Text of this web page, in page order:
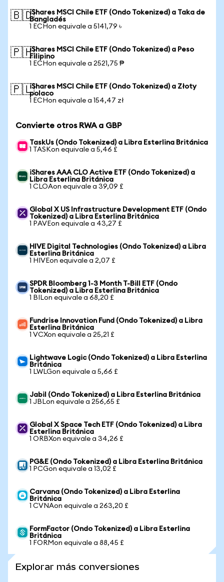
🇧🇩iShares MSCI Chile ETF (Ondo Tokenized) a Taka de
Bangladés
1 ECHon equivale a 5141,79 ৳
🇵🇭iShares MSCI Chile ETF (Ondo Tokenized) a Peso
Filipino
1 ECHon equivale a 2521,75 ₱
🇵🇱iShares MSCI Chile ETF (Ondo Tokenized) a Złoty
polaco
1 ECHon equivale a 154,47 zł
Convierte otros RWA a GBP
TaskUs (Ondo Tokenized) a Libra Esterlina Británica
1 TASKon equivale a 5,46 £
iShares AAA CLO Active ETF (Ondo Tokenized) a
Libra Esterlina Británica
1 CLOAon equivale a 39,09 £
Global X US Infrastructure Development ETF (Ondo
Tokenized) a Libra Esterlina Británica
1 PAVEon equivale a 43,27 £
HIVE Digital Technologies (Ondo Tokenized) a Libra
Esterlina Británica
1 HIVEon equivale a 2,07 £
SPDR Bloomberg 1-3 Month T-Bill ETF (Ondo
Tokenized) a Libra Esterlina Británica
1 BILon equivale a 68,20 £
Fundrise Innovation Fund (Ondo Tokenized) a Libra
Esterlina Británica
1 VCXon equivale a 25,21 £
Lightwave Logic (Ondo Tokenized) a Libra Esterlina
Británica
1 LWLGon equivale a 5,66 £
Jabil (Ondo Tokenized) a Libra Esterlina Británica
1 JBLon equivale a 256,65 £
Global X Space Tech ETF (Ondo Tokenized) a Libra
Esterlina Británica
1 ORBXon equivale a 34,26 £
PG&E (Ondo Tokenized) a Libra Esterlina Británica
1 PCGon equivale a 13,02 £
Carvana (Ondo Tokenized) a Libra Esterlina
Británica
1 CVNAon equivale a 263,20 £
FormFactor (Ondo Tokenized) a Libra Esterlina
Británica
1 FORMon equivale a 88,45 £
Explorar más conversiones